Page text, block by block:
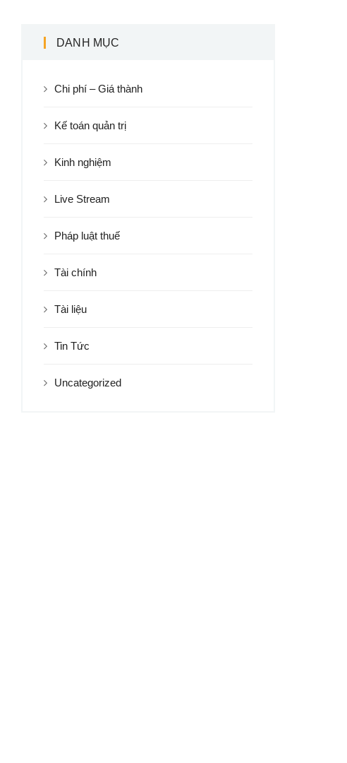
DANH MỤC
Chi phí – Giá thành
Kế toán quản trị
Kinh nghiệm
Live Stream
Pháp luật thuế
Tài chính
Tài liệu
Tin Tức
Uncategorized